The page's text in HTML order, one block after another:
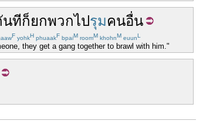
นทีก็ยกพวกไปรุมคนอื่น
F yohkH phuaakF bpaiM roomM khohnM euunL
they get a gang together to brawl with him."